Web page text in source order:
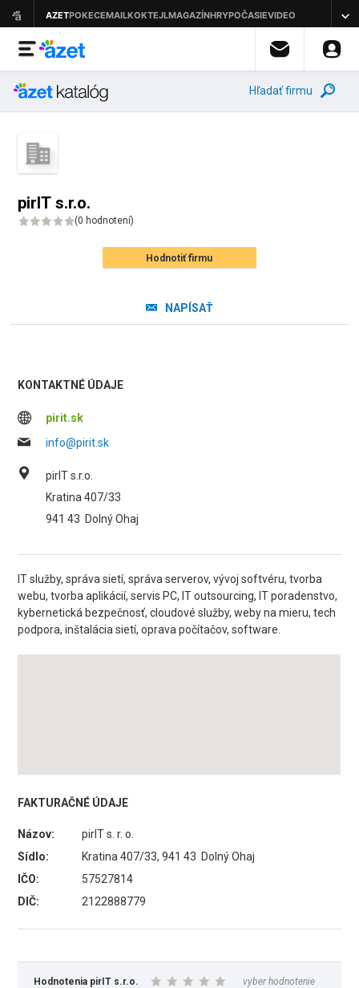
Hľadať firmu
pirIT s.r.o.
(0 hodnotení)
Hodnotiť firmu
NAPÍSAŤ
KONTAKTNÉ ÚDAJE
pirit.sk
info@pirit.sk
pirIT s.r.o.
Kratina 407/33
941 43 Dolný Ohaj
IT služby, správa sietí, správa serverov, vývoj softvéru, tvorba
webu, tvorba aplikácií, servis PC, IT outsourcing, IT poradenstvo,
kybernetická bezpečnosť, cloudové služby, weby na mieru, tech
podpora, inštalácia sietí, oprava počítačov, software.
FAKTURAČNÉ ÚDAJE
Názov:
pirIT s. r. o.
Sídlo:
Kratina 407/33, 941 43 Dolný Ohaj
IČO:
57527814
DIČ:
2122888779
Hodnotenia pirIT s.r.o. vyber hodnotenie